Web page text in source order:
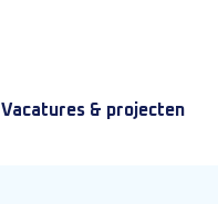
Vacatures & projecten